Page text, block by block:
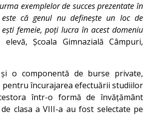
exemplelor de succes prezentate în
că genul nu definește un loc de
femeie, poți lucra în acest domeniu
Școala Gimnazială Câmpuri,
o componentă de burse private,
pentru încurajarea efectuării studiilor
într-o formă de învățământ
clasa a VIII-a au fost selectate pe